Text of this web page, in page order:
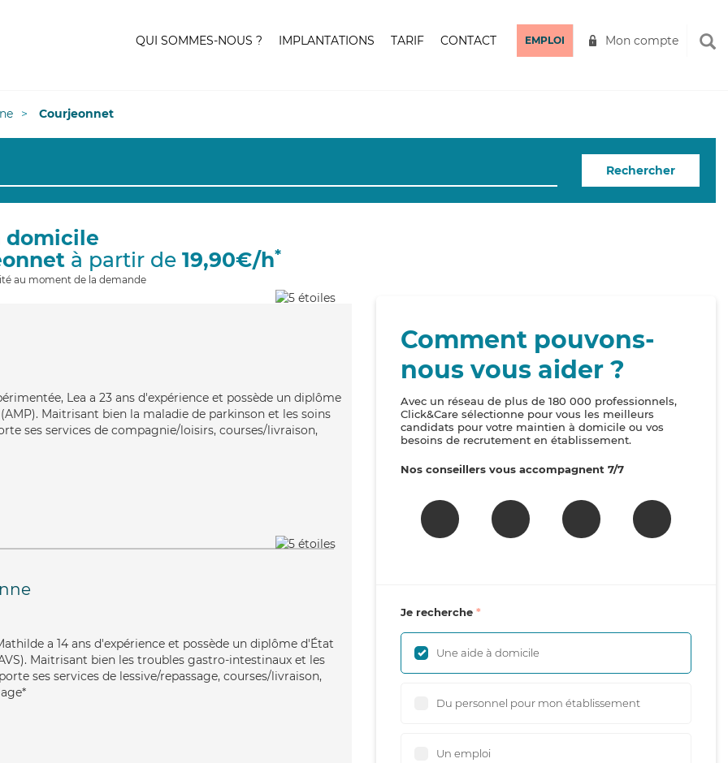
QUI SOMMES-NOUS ? IMPLANTATIONS TARIF CONTACT EMPLOI Mon compte
Courjeonnet
Rechercher
domicile
à partir de 19,90€/h*
au moment de la demande
Lea a 23 ans d'expérience et possède un diplôme
Maitrisant bien la maladie de parkinson et les soins
ses services de compagnie/loisirs, courses/livraison,
a 14 ans d'expérience et possède un diplôme d'État
Maitrisant bien les troubles gastro-intestinaux et les
ses services de lessive/repassage, courses/livraison,
Comment pouvons-
nous vous aider ?
Avec un réseau de plus de 180 000 professionnels,
Click&Care sélectionne pour vous les meilleurs
candidats pour votre maintien à domicile ou vos
besoins de recrutement en établissement.
Nos conseillers vous accompagnent 7/7
Je recherche
Une aide à domicile
Du personnel pour mon établissement
Un emploi